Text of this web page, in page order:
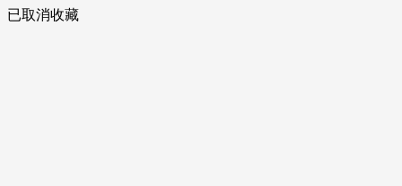
已取消收藏